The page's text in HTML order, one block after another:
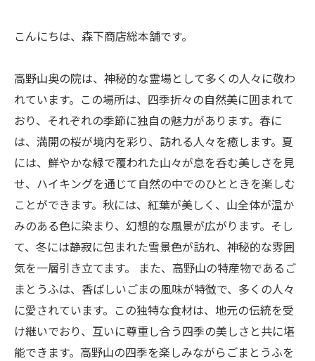
こんにちは、森下商店総本舗です。
高野山奥の院は、神秘的な霊場として多くの人々に敬わ
れています。この場所は、四季折々の自然美に囲まれて
おり、それぞれの季節に独自の魅力があります。春に
は、満開の桜が境内を彩り、訪れる人々を癒します。夏
には、鮮やかな緑で覆われた山々が息を呑む美しさを見
せ、ハイキングを通じて自然の中でのひとときを楽しむ
ことができます。秋には、紅葉が美しく、山全体が温か
みのある色に染まり、幻想的な風景が広がります。そし
て、冬には静寂に包まれた雪景色が訪れ、神秘的な雰囲
気を一層引き立てます。 また、高野山の特産物であるご
まとうふは、香ばしいごまの風味が特徴で、多くの人々
に愛されています。この独特な食材は、地元の伝統を受
け継いでおり、互いに尊重し合う四季の美しさと共に堪
能できます。高野山の四季を楽しみながらごまとうふを